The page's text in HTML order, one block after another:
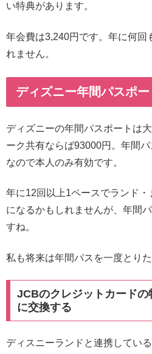
い特典があります。
年会費は3,240円です。年に何回
れません。
ディズニー年間パスポー
ディズニーの年間パスポートは
ーク共有ならば93000円。年間
なので本人のみ有効です。
年に12回以上1ペースでランド
になるかもしれませんが、年間
すね。
私も将来は年間パスを一度とりた
JCBのクレジットカードの
に交換する
ディスニーランドと連携してい